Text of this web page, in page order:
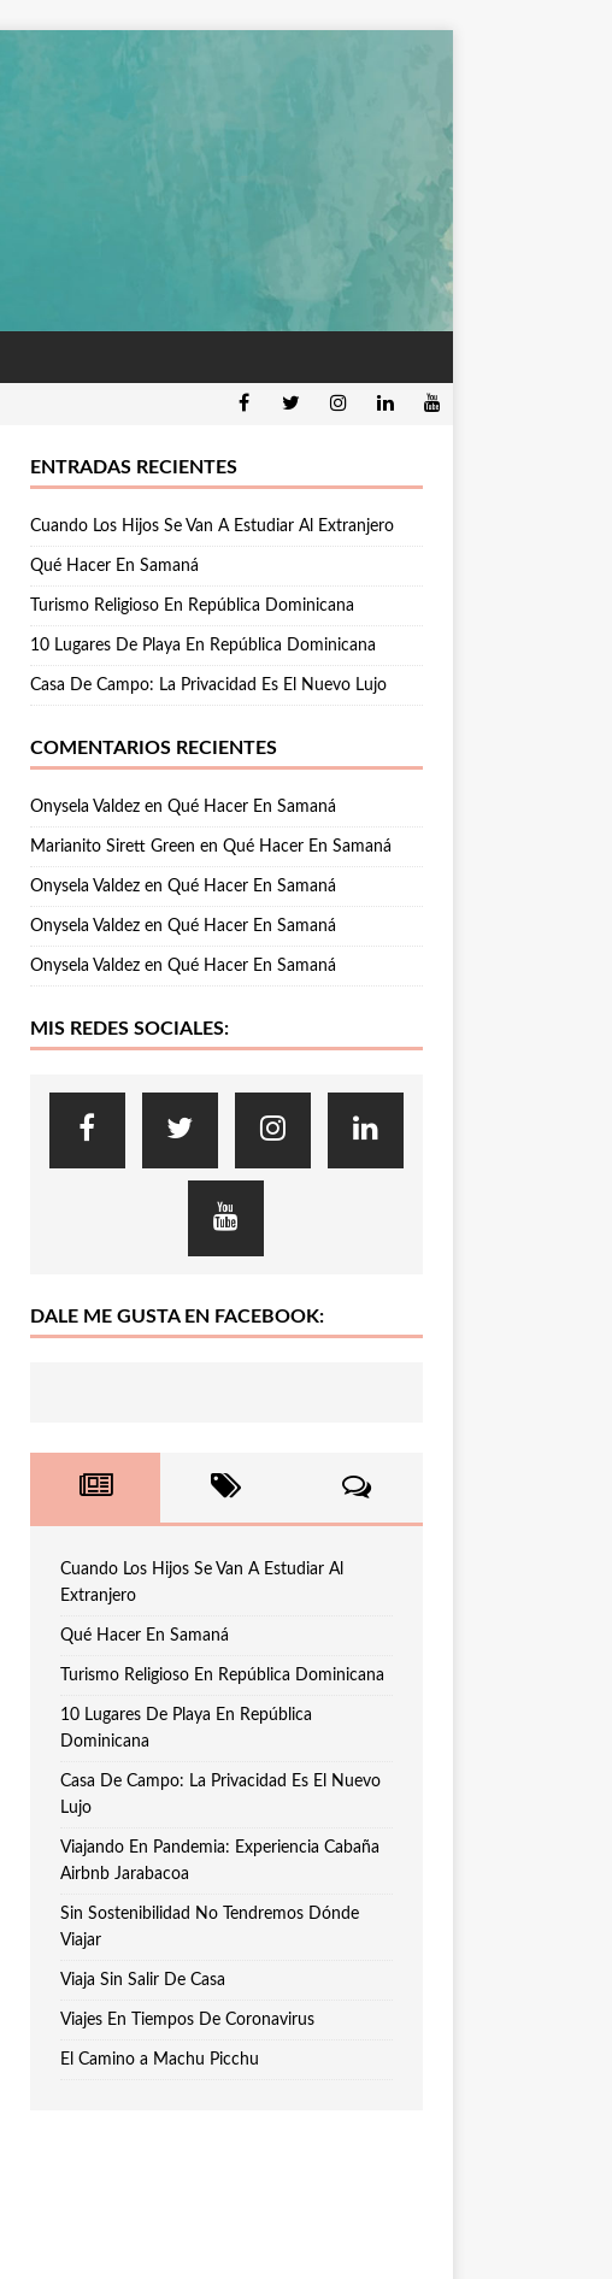
ENTRADAS RECIENTES
Cuando Los Hijos Se Van A Estudiar Al Extranjero
Qué Hacer En Samaná
Turismo Religioso En República Dominicana
10 Lugares De Playa En República Dominicana
Casa De Campo: La Privacidad Es El Nuevo Lujo
COMENTARIOS RECIENTES
Onysela Valdezen Qué Hacer En Samaná
Marianito Sirett Green en Qué Hacer En Samaná
Onysela Valdezen Qué Hacer En Samaná
Onysela Valdezen Qué Hacer En Samaná
Onysela Valdezen Qué Hacer En Samaná
MIS REDES SOCIALES:
DALE ME GUSTA EN FACEBOOK:
Cuando Los Hijos Se Van A Estudiar Al
Extranjero
Qué Hacer En Samaná
Turismo Religioso En República Dominicana
10 Lugares De Playa En República
Dominicana
Casa De Campo: La Privacidad Es El Nuevo
Lujo
Viajando En Pandemia: Experiencia Cabaña
Airbnb Jarabacoa
Sin Sostenibilidad No Tendremos Dónde
Viajar
Viaja Sin Salir De Casa
Viajes En Tiempos De Coronavirus
El Camino a Machu Picchu